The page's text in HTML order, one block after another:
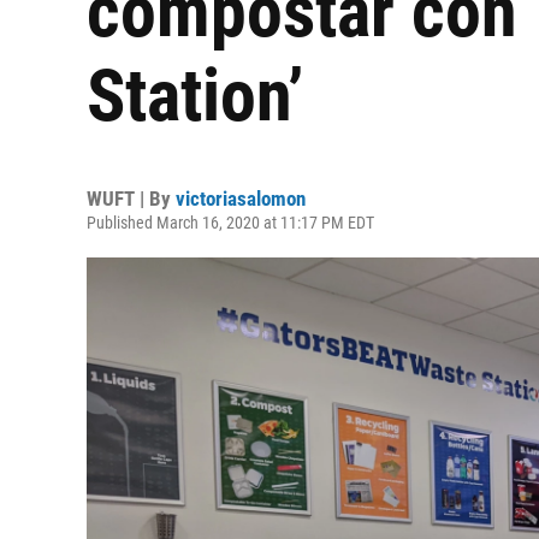
Station’
WUFT | By victoriasalomon
Published March 16, 2020 at 11:17 PM EDT